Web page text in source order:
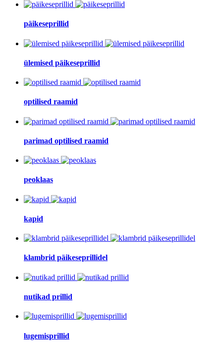
päikeseprillid
ülemised päikeseprillid
optilised raamid
parimad optilised raamid
peoklaas
kapid
klambrid päikeseprillidel
nutikad prillid
lugemisprillid